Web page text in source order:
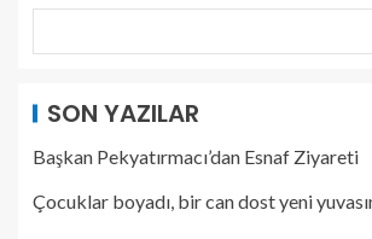
SON YAZILAR
Başkan Pekyatırmacı’dan Esnaf Ziyareti
Çocuklar boyadı, bir can dost yeni